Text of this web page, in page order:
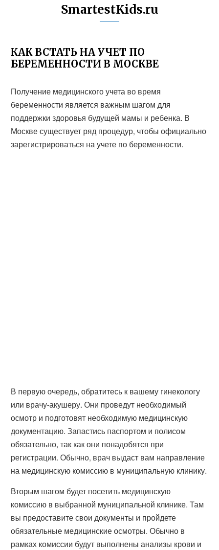
SmartestKids.ru
КАК ВСТАТЬ НА УЧЕТ ПО
БЕРЕМЕННОСТИ В МОСКВЕ
Получение медицинского учета во время
беременности является важным шагом для
поддержки здоровья будущей мамы и ребенка. В
Москве существует ряд процедур, чтобы официально
зарегистрироваться на учете по беременности.
В первую очередь, обратитесь к вашему гинекологу
или врачу-акушеру. Они проведут необходимый
осмотр и подготовят необходимую медицинскую
документацию. Запастись паспортом и полисом
обязательно, так как они понадобятся при
регистрации. Обычно, врач выдаст вам направление
на медицинскую комиссию в муниципальную клинику.
Вторым шагом будет посетить медицинскую
комиссию в выбранной муниципальной клинике. Там
вы предоставите свои документы и пройдете
обязательные медицинские осмотры. Обычно в
рамках комиссии будут выполнены анализы крови и